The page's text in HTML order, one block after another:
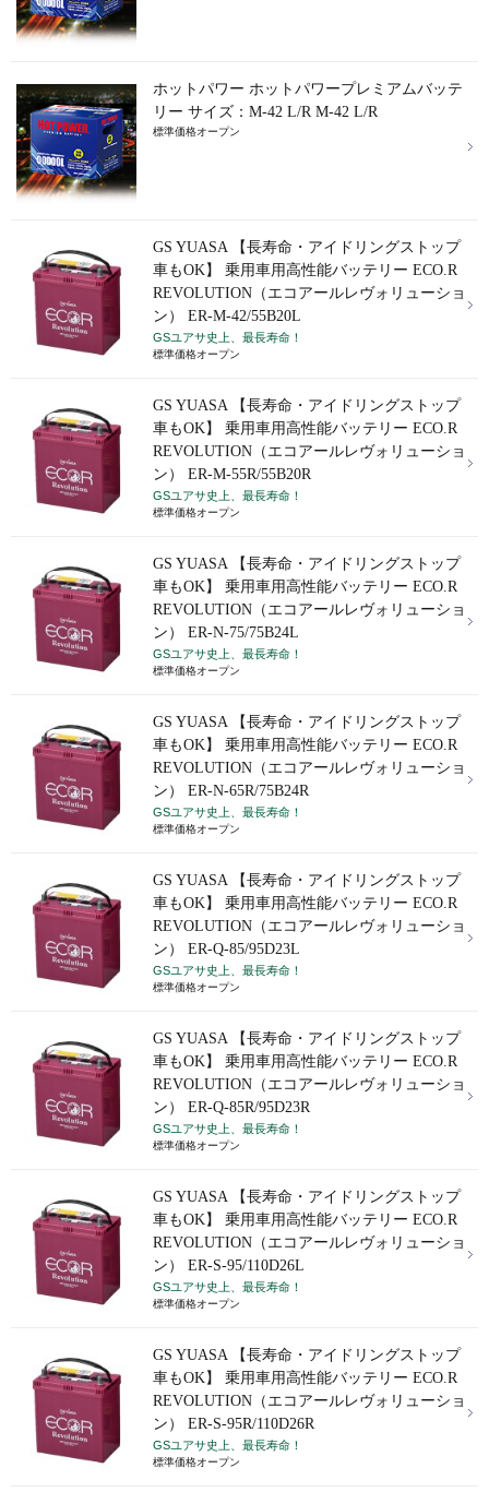
ホットパワー ホットパワープレミアムバッテ
リー サイズ：M-42 L/R M-42 L/R
標準価格オープン
GS YUASA 【長寿命・アイドリングストップ
車もOK】 乗用車用高性能バッテリー ECO.R
REVOLUTION（エコアールレヴォリューショ
ン） ER-M-42/55B20L
GSユアサ史上、最長寿命！
標準価格オープン
GS YUASA 【長寿命・アイドリングストップ
車もOK】 乗用車用高性能バッテリー ECO.R
REVOLUTION（エコアールレヴォリューショ
ン） ER-M-55R/55B20R
GSユアサ史上、最長寿命！
標準価格オープン
GS YUASA 【長寿命・アイドリングストップ
車もOK】 乗用車用高性能バッテリー ECO.R
REVOLUTION（エコアールレヴォリューショ
ン） ER-N-75/75B24L
GSユアサ史上、最長寿命！
標準価格オープン
GS YUASA 【長寿命・アイドリングストップ
車もOK】 乗用車用高性能バッテリー ECO.R
REVOLUTION（エコアールレヴォリューショ
ン） ER-N-65R/75B24R
GSユアサ史上、最長寿命！
標準価格オープン
GS YUASA 【長寿命・アイドリングストップ
車もOK】 乗用車用高性能バッテリー ECO.R
REVOLUTION（エコアールレヴォリューショ
ン） ER-Q-85/95D23L
GSユアサ史上、最長寿命！
標準価格オープン
GS YUASA 【長寿命・アイドリングストップ
車もOK】 乗用車用高性能バッテリー ECO.R
REVOLUTION（エコアールレヴォリューショ
ン） ER-Q-85R/95D23R
GSユアサ史上、最長寿命！
標準価格オープン
GS YUASA 【長寿命・アイドリングストップ
車もOK】 乗用車用高性能バッテリー ECO.R
REVOLUTION（エコアールレヴォリューショ
ン） ER-S-95/110D26L
GSユアサ史上、最長寿命！
標準価格オープン
GS YUASA 【長寿命・アイドリングストップ
車もOK】 乗用車用高性能バッテリー ECO.R
REVOLUTION（エコアールレヴォリューショ
ン） ER-S-95R/110D26R
GSユアサ史上、最長寿命！
標準価格オープン